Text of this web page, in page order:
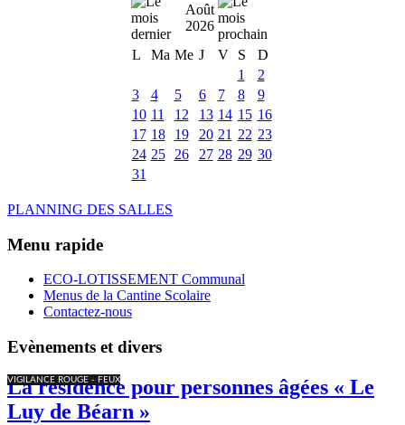
Août
2026
L
Ma Me J V S
D
1
2
3
4 5 6 7 8
9
10 11 12 13 14 15 16
17 18 19 20 21 22 23
24 25 26 27 28 29 30
31
PLANNING DES SALLES
Menu rapide
ECO-LOTISSEMENT Communal
Menus de la Cantine Scolaire
Contactez-nous
Evènements et divers
VIGILANCE ROUGE - FEUX
La résidence pour personnes âgées « Le
Luy de Béarn »